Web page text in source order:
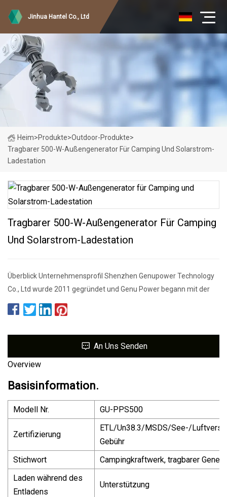
Jinhua Hantel Co., Ltd
Heim>Produkte>Outdoor-Produkte>
Tragbarer 500-W-Außengenerator Für Camping Und Solarstrom-
Ladestation
Tragbarer 500-W-Außengenerator Für Camping
Und Solarstrom-Ladestation
Überblick Unternehmensprofil Shenzhen Genupower Technology
Co., Ltd wurde 2011 gegründet und Genu Power begann mit der
An Uns Senden
Overview
Basisinformation.
Modell Nr. GU-PPS500
Zertifizierung
ETL/Un38.3/MSDS/See-/
Gebühr
Stichwort
Campingkraftwerk, tragbarer
Laden während des
Entladens
Unterstützung